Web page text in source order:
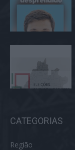
CATEGORIAS
Região